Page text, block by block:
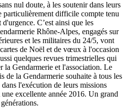
nul doute, à les soutenir dans leurs
particulièrement difficile compte tenu
C’est ainsi que les
Rhône-Alpes, engagés sur
et les militaires du 24/5, vont
de Noël et de vœux à l'occasion
quelques revues trimestrielles qui
la Gendarmerie et l'association. Le
de la Gendarmerie souhaite à tous les
l'exécution de leurs missions
excellente année 2016. Un grand